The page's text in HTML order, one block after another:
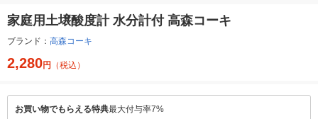
家庭用土壌酸度計 水分計付 高森コーキ
ブランド： 高森コーキ
2,280円 （税込）
お買い物でもらえる特典最大付与率7%